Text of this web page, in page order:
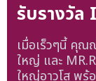
รับรางวัล
เมื่อเร็วๆนี้ คุ
ใหญ่ และ
ใหญ่อาวุโส พร้